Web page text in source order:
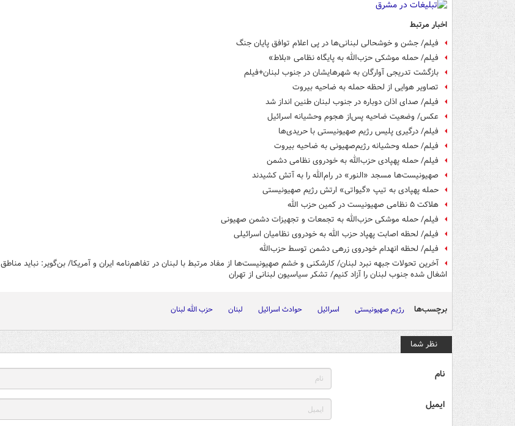
اخبار مرتبط
فیلم/ جشن و خوشحالی لبنانی‌ها در پی اعلام توافق پایان جنگ
فیلم/ حمله موشکی حزب‌الله به پایگاه نظامی «بلاط»
بازگشت تدریجی آوارگان به شهرهایشان در جنوب لبنان+فیلم
تصاویر هوایی از لحظه حمله به ضاحیه بیروت
فیلم/ صدای اذان دوباره در جنوب لبنان طنین انداز شد
عکس/ وضعیت ضاحیه پس‌از هجوم وحشیانه اسرائیل
فیلم/ درگیری پلیس رژیم صهیونیستی با حریدی‌ها
فیلم/ حمله وحشیانه رژیم‌صهیونی به ضاحیه بیروت
فیلم/ حمله پهپادی حزب‌الله به خودروی نظامی دشمن
صهیونیست‌ها مسجد «النور» در رام‌الله را به آتش کشیدند
حمله پهپادی به تیپ «گیواتی» ارتش رژیم صهیونیستی
هلاکت ۵ نظامی صهیونیست در کمین حزب الله
فیلم/ حمله موشکی حزب‌الله به تجمعات و تجهیزات دشمن صهیونی
فیلم/ لحظه اصابت پهپاد حزب الله به خودروی نظامیان اسرائیلی
فیلم/ لحظه انهدام خودروی زرهی دشمن توسط حزب‌الله
آخرین تحولات جبهه نبرد لبنان/ کارشکنی و خشم صهیونیست‌ها از مفاد مرتبط با لبنان در تفاهم‌نامه ایران و آمریکا/ بن‌گویر: نباید مناطق
اشغال شده جنوب لبنان را آزاد کنیم/ تشکر سیاسیون لبنانی از تهران
برچسب‌ها رژیم صهیونیستی اسرائیل حوادث اسرائیل لبنان حزب الله لبنان
نظر شما
نام
ایمیل